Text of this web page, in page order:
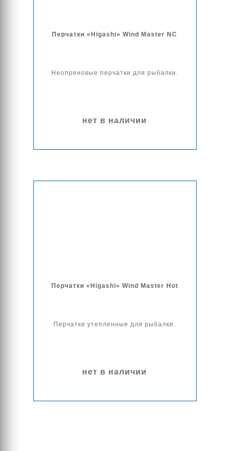
Перчатки «Higashi» Wind Master NC
Неопреновые перчатки для рыбалки.
нет в наличии
Перчатки «Higashi» Wind Master Hot
Перчатки утепленные для рыбалки.
нет в наличии